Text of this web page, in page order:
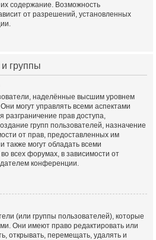
содержание. Возможность
от разрешений, установленных
группы
наделённые высшим уровнем
могут управлять всеми аспектами
прав доступа,
групп пользователей, назначение
от прав, предоставленных им
могут обладать всеми
всех форумах, в зависимости от
конференции.
(или группы пользователей), которые
Они имеют право редактировать или
открывать, перемещать, удалять и